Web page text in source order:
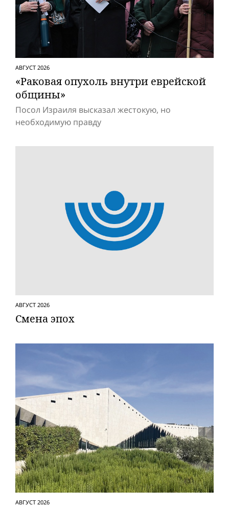
АВГУСТ 2026
«Раковая опухоль внутри еврейской
общины»
Посол Израиля высказал жестокую, но
необходимую правду
АВГУСТ 2026
Смена эпох
АВГУСТ 2026